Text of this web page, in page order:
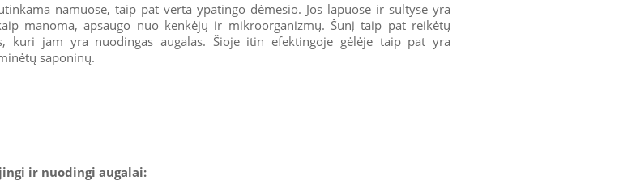
namuose, taip pat verta ypatingo dėmesio. Jos lapuose ir sultyse yra
manoma, apsaugo nuo kenkėjų ir mikroorganizmų. Šunį taip pat reikėtų
kuri jam yra nuodingas augalas. Šioje itin efektingoje gėlėje taip pat yra
saponinų.
ir nuodingi augalai: